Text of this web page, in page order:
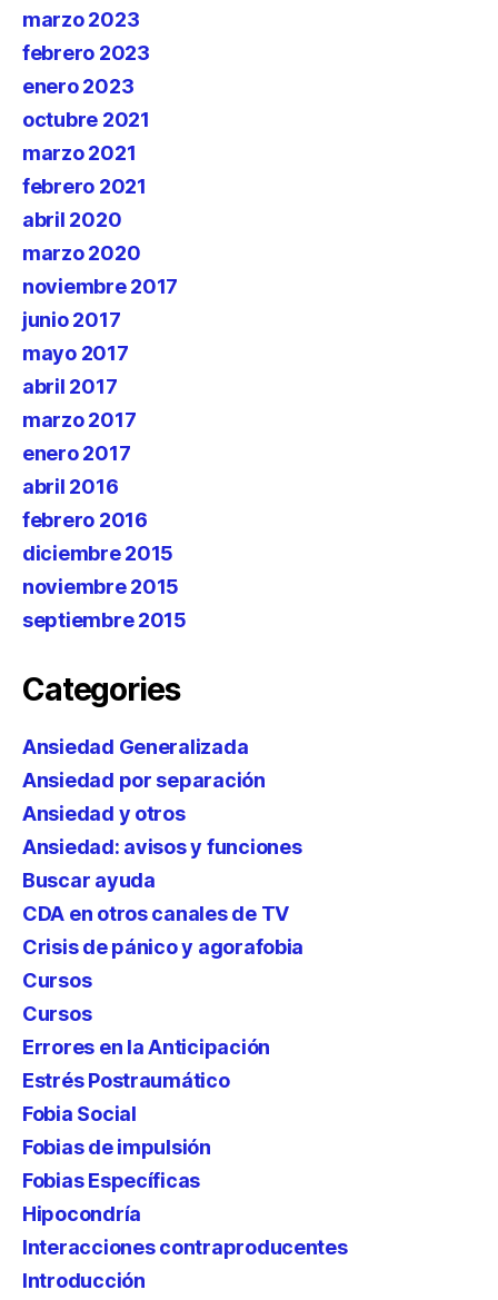
marzo 2023
febrero 2023
enero 2023
octubre 2021
marzo 2021
febrero 2021
abril 2020
marzo 2020
noviembre 2017
junio 2017
mayo 2017
abril 2017
marzo 2017
enero 2017
abril 2016
febrero 2016
diciembre 2015
noviembre 2015
septiembre 2015
Categories
Ansiedad Generalizada
Ansiedad por separación
Ansiedad y otros
Ansiedad: avisos y funciones
Buscar ayuda
CDA en otros canales de TV
Crisis de pánico y agorafobia
Cursos
Cursos
Errores en la Anticipación
Estrés Postraumático
Fobia Social
Fobias de impulsión
Fobias Específicas
Hipocondría
Interacciones contraproducentes
Introducción